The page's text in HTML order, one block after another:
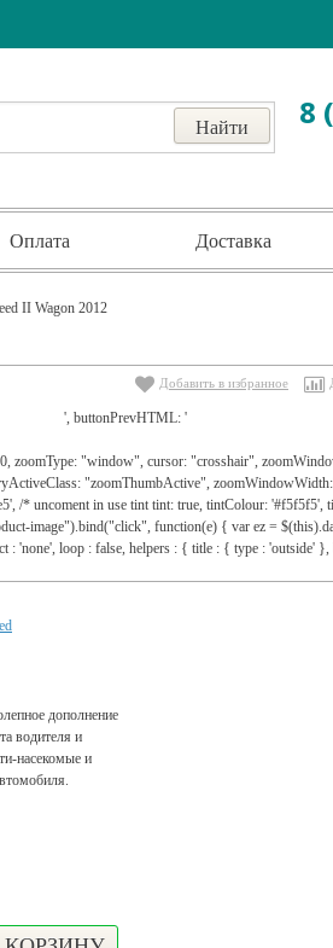
8
Оплата Доставка
II Wagon 2012
Добавить в избранное
', buttonPrevHTML: '
zoomType: "window", cursor: "crosshair",
"zoomThumbActive",
/* uncoment in use tint tint: true, tintColour: '#f5f5f5',
image").bind("click", function(e) { var ez =
: 'none', loop : false, helpers : { title : { type : 'outside'
дополнение
водителя и
насекомые и